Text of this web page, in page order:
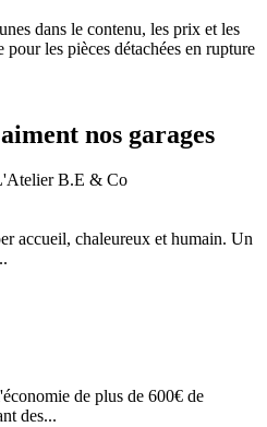
dans le contenu, les prix et les
les pièces détachées en rupture
nos garages
B.E & Co
accueil, chaleureux et humain. Un
de plus de 600€ de
des...